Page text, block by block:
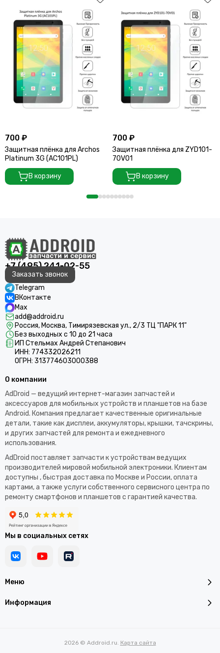
700 ₽
Защитная плёнка для Archos
Platinum 3G (AC101PL)
В корзину
700 ₽
Защитная плёнка для ZYD101-
70V01
В корзину
+7 (495) 241-02-55
Заказать звонок
Telegram
ВКонтакте
Max
add@addroid.ru
Россия, Москва, Тимирязевская ул., 2/3 ТЦ "ПАРК 11"
Без выходных с 10 до 21 часа
ИП Стельмах Андрей Степанович
ИНН: 774332026211
ОГРН: 313774603000388
Меню
Информация
О компании
AdDroid — ведущий интернет-магазин запчастей и
аксессуаров для мобильных устройств и планшетов на базе
Android. Компания предлагает качественные оригинальные
детали, такие как дисплеи, аккумуляторы, крышки, тачскрины,
и других запчастей для ремонта и ежедневного
использования.​
AdDroid поставляет запчасти к устройствам ведущих
производителей мировой мобильной электроники. Клиентам
доступны , быстрая доставка по Москве и России, оплата
картами, а также услуги собственного сервисного центра по
ремонту смартфонов и планшетов с гарантией качества.
Мы в социальных сетях
2026 © Addroid.ru. Карта сайта